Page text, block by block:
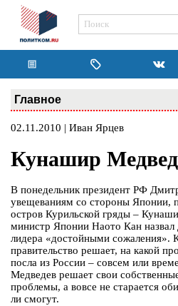
Главное
02.11.2010 | Иван Ярцев
Кунашир
В понедельник президент РФ
увещеваниям со стороны
остров Курильской гряды –
министр Японии Наото Кан назвал
лидера «достойными сожаления».
правительство решает, на какой
посла из России – совсем или
Медведев решает свои
проблемы, а вовсе не старается
ли смогут.